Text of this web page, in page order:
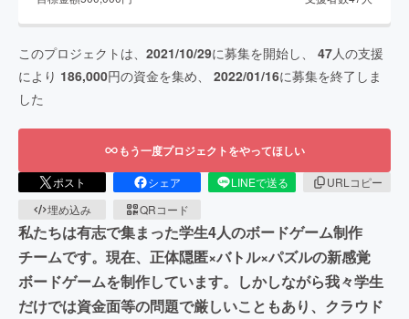
このプロジェクトは、 2021/10/29に募集を開始し、 47人の支援
により 186,000円の資金を集め、 2022/01/16に募集を終了しま
した
もう一度プロジェクトをやってほしい
ポスト シェア LINEで送る
URLコピー
埋め込み
QRコード
私たちは有志で集まった学生4人のボードゲーム制作
チームです。現在、正体隠匿×バトル×パズルの新感覚
ボードゲームを制作しています。しかしながら我々学生
だけでは資金面等の問題で厳しいこともあり、クラウド